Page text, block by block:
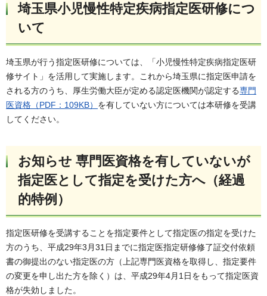
埼玉県小児慢性特定疾病指定医研修につ
いて
埼玉県が行う指定医研修については、「小児慢性特定疾病指定医研
修サイト」を活用して実施します。これから埼玉県に指定医申請を
される方のうち、厚生労働大臣が定める認定医機関が認定する専門
医資格（PDF：109KB） を有していない方については本研修を受講
してください。
お知らせ 専門医資格を有していないが
指定医として指定を受けた方へ（経過
的特例）
指定医研修を受講することを指定要件として指定医の指定を受けた
方のうち、平成29年3月31日までに指定医指定研修修了証交付依頼
書の御提出のない指定医の方（上記専門医資格を取得し、指定要件
の変更を申し出た方を除く）は、平成29年4月1日をもって指定医資
格が失効しました。